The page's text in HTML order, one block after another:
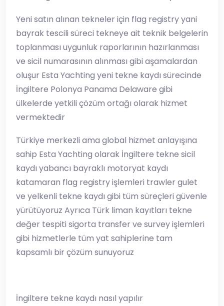
Yeni satın alınan tekneler için flag registry yani
bayrak tescili süreci tekneye ait teknik belgelerin
toplanması uygunluk raporlarının hazırlanması
ve sicil numarasının alınması gibi aşamalardan
oluşur Esta Yachting yeni tekne kaydı sürecinde
İngiltere Polonya Panama Delaware gibi
ülkelerde yetkili çözüm ortağı olarak hizmet
vermektedir
Türkiye merkezli ama global hizmet anlayışına
sahip Esta Yachting olarak İngiltere tekne sicil
kaydı yabancı bayraklı motoryat kaydı
katamaran flag registry işlemleri trawler gulet
ve yelkenli tekne kaydı gibi tüm süreçleri güvenle
yürütüyoruz Ayrıca Türk liman kayıtları tekne
değer tespiti sigorta transfer ve survey işlemleri
gibi hizmetlerle tüm yat sahiplerine tam
kapsamlı bir çözüm sunuyoruz
İngiltere tekne kaydı nasıl yapılır